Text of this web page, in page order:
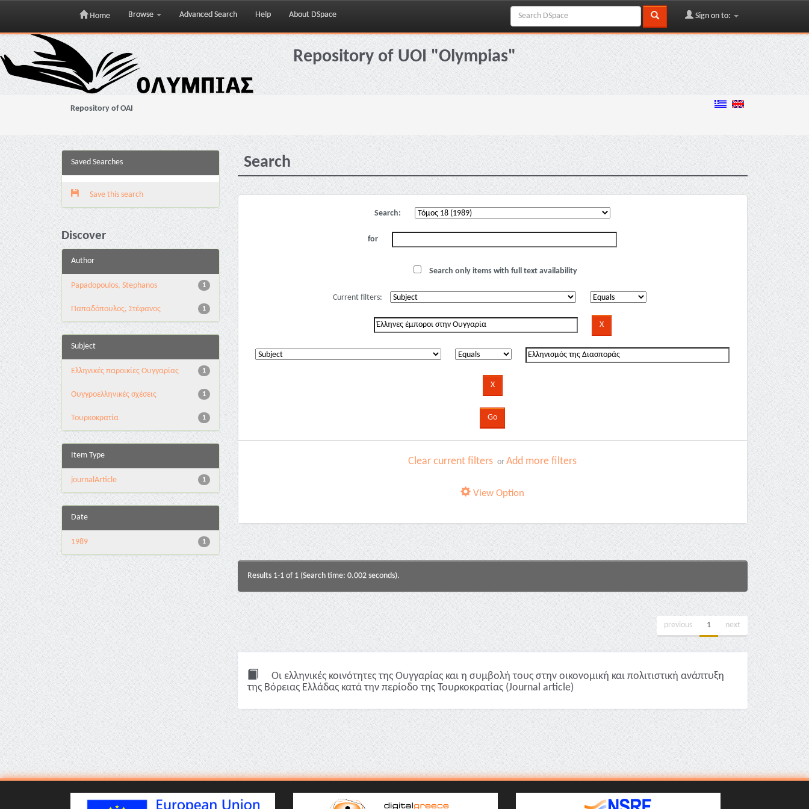
Skip
navigation
Home Browse Advanced Search Help About DSpace Sign on to:
Repository of UOI "Olympias"
Repository of OAI
Saved Searches
Save this search
Discover
Author
1
Papadopoulos, Stephanos
1
Παπαδόπουλος, Στέφανος
Subject
1
Ελληνικές παροικίες Ουγγαρίας
1
Ουγγροελληνικές σχέσεις
1
Τουρκοκρατία
Item Type
1
journalArticle
Date
1
1989
Search
Search:
for
Search only items with full text availability
Current filters:
Clear current filters orAdd more filters
View Option
Results 1-1 of 1 (Search time: 0.002 seconds).
previous 1 next
Οι ελληνικές κοινότητες της Ουγγαρίας και η συμβολή τους στην οικονομική και πολιτιστική ανάπτυξη
της Βόρειας Ελλάδας κατά την περίοδο της Τουρκοκρατίας (Journal article)